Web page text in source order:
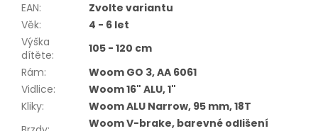
EAN:
Zvolte variantu
Věk:
4 - 6 let
Výška
dítěte:
105 - 120 cm
Rám:
Woom GO 3, AA 6061
Vidlice:
Woom 16" ALU, 1"
Kliky:
Woom ALU Narrow, 95 mm, 18T
Woom V-brake, barevné odlišení